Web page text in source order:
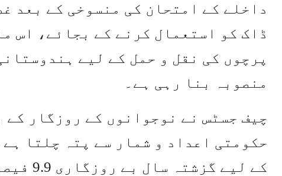
داخلے کے امتحان کی منسوخی کے بعد
ڈاک کو استعمال کرنے کے بجائے، اس
پرچوں کی نقل و حمل کے لیے
منصوبہ بنا رہی ہے۔
چیف جسٹس نے نوجوانوں کے روزگار کے